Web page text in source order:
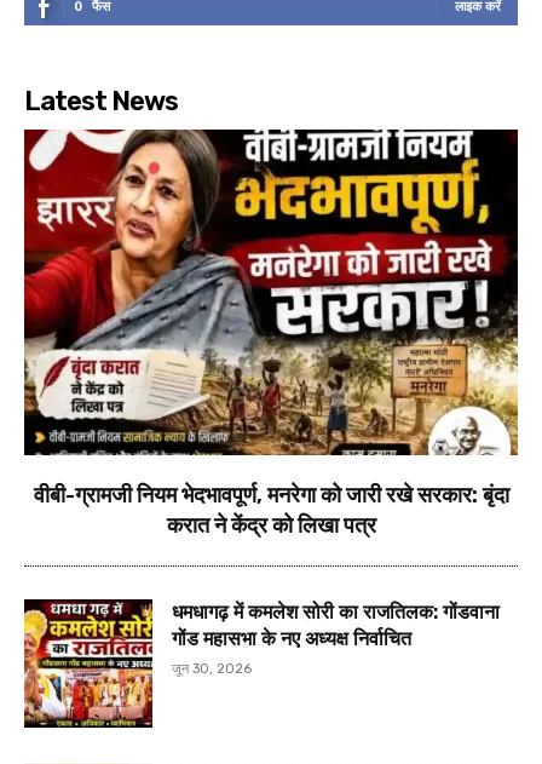
0 फैंस लाइक करें
Latest News
वीबी-ग्रामजी नियम भेदभावपूर्ण, मनरेगा को जारी रखे सरकार: बृंदा
करात ने केंद्र को लिखा पत्र
धमधागढ़ में कमलेश सोरी का राजतिलक: गोंडवाना
गोंड महासभा के नए अध्यक्ष निर्वाचित
जून 30, 2026